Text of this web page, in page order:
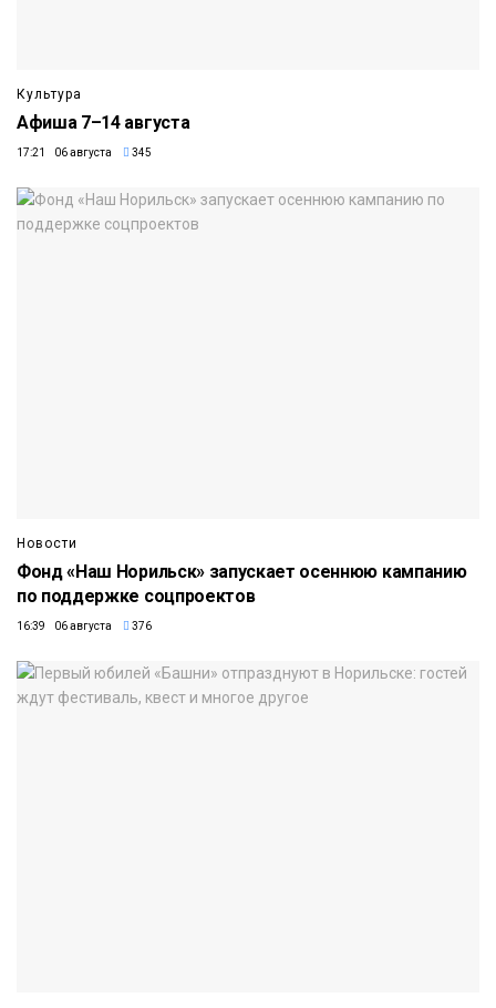
Культура
Афиша 7–14 августа
17:21 06 августа 345
Новости
Фонд «Наш Норильск» запускает осеннюю кампанию
по поддержке соцпроектов
16:39 06 августа 376